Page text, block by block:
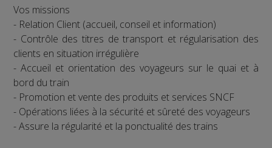
Vos missions
- Relation Client (accueil, conseil et information)
- Contrôle des titres de transport et régularisation des
clients en situation irrégulière
- Accueil et orientation des voyageurs sur le quai et à
bord du train
- Promotion et vente des produits et services SNCF
- Opérations liées à la sécurité et sûreté des voyageurs
- Assure la régularité et la ponctualité des trains